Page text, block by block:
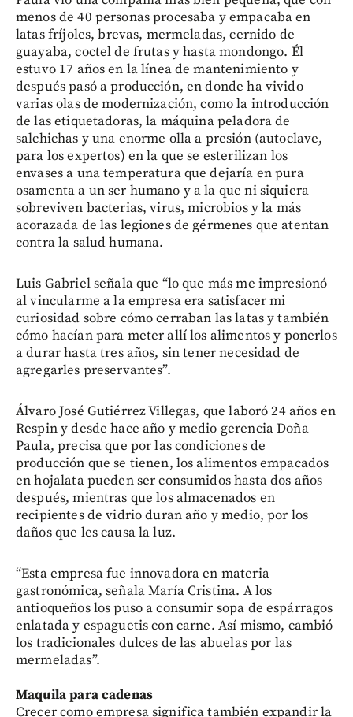
menos de 40 personas procesaba y empacaba en
latas fríjoles, brevas, mermeladas, cernido de
guayaba, coctel de frutas y hasta mondongo. Él
estuvo 17 años en la línea de mantenimiento y
después pasó a producción, en donde ha vivido
varias olas de modernización, como la introducción
de las etiquetadoras, la máquina peladora de
salchichas y una enorme olla a presión (autoclave,
para los expertos) en la que se esterilizan los
envases a una temperatura que dejaría en pura
osamenta a un ser humano y a la que ni siquiera
sobreviven bacterias, virus, microbios y la más
acorazada de las legiones de gérmenes que atentan
contra la salud humana.
Luis Gabriel señala que “lo que más me impresionó
al vincularme a la empresa era satisfacer mi
curiosidad sobre cómo cerraban las latas y también
cómo hacían para meter allí los alimentos y ponerlos
a durar hasta tres años, sin tener necesidad de
agregarles preservantes”.
Álvaro José Gutiérrez Villegas, que laboró 24 años en
Respin y desde hace año y medio gerencia Doña
Paula, precisa que por las condiciones de
producción que se tienen, los alimentos empacados
en hojalata pueden ser consumidos hasta dos años
después, mientras que los almacenados en
recipientes de vidrio duran año y medio, por los
daños que les causa la luz.
“Esta empresa fue innovadora en materia
gastronómica, señala María Cristina. A los
antioqueños los puso a consumir sopa de espárragos
enlatada y espaguetis con carne. Así mismo, cambió
los tradicionales dulces de las abuelas por las
mermeladas”.
Maquila para cadenas
Crecer como empresa significa también expandir la